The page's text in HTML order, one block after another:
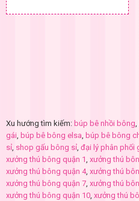
Xu hướng tìm kiếm: búp bê nhồi bông,
gái, búp bê bông elsa, búp bê bông
sỉ, shop gấu bông sỉ, đại lý phân phối
xưởng thú bông quận 1, xưởng thú
xưởng thú bông quận 4, xưởng thú
xưởng thú bông quận 7, xưởng thú
xưởng thú bông quận 10, xưởng thú